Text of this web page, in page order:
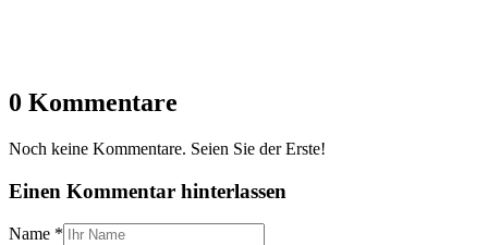
0 Kommentare
Noch keine Kommentare. Seien Sie der Erste!
Einen Kommentar hinterlassen
Name *